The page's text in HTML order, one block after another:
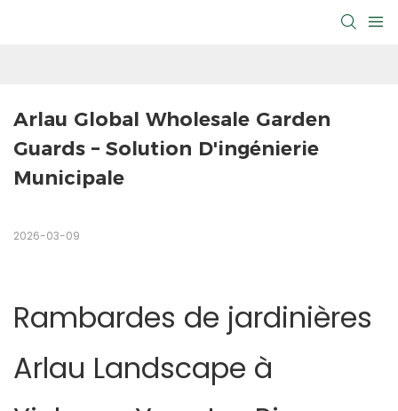
Arlau Global Wholesale Garden
Guards – Solution D'ingénierie
Municipale
2026-03-09
Rambardes de jardinières
Arlau Landscape à